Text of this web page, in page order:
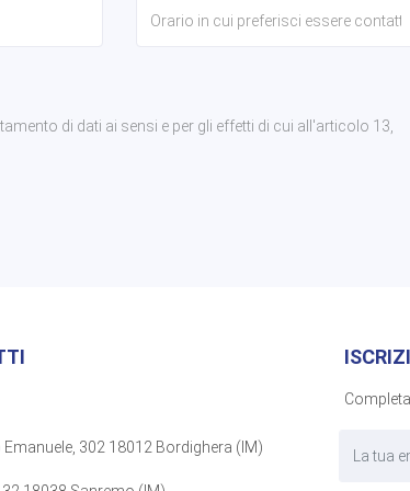
di dati ai sensi e per gli effetti di cui all'articolo 13,
302 18012 Bordighera (IM)